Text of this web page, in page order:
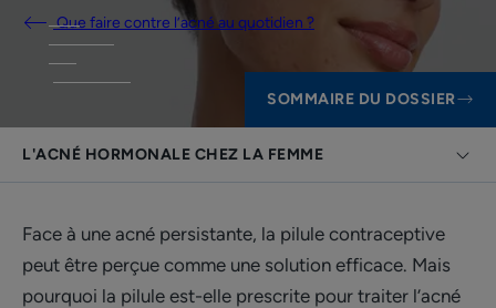
Que faire contre l’acné au quotidien ?
SOMMAIRE DU DOSSIER
L'ACNÉ HORMONALE CHEZ LA FEMME
Face à une acné persistante, la pilule contraceptive
peut être perçue comme une solution efficace. Mais
pourquoi la pilule est-elle prescrite pour traiter l’acné